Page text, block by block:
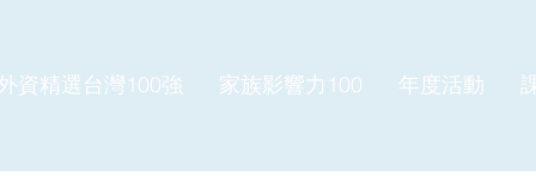
資精選台灣100強 家族影響力100 年度活動